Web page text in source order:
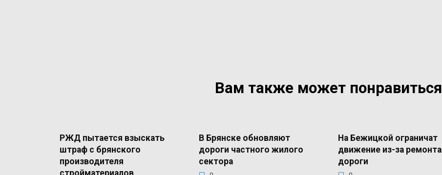
Вам также может понравиться
РЖД пытается взыскать
штраф с брянского
производителя
стройматериалов
В Брянске обновляют
дороги частного жилого
сектора
На Бежицкой ограничат
движение из-за ремонта
дороги